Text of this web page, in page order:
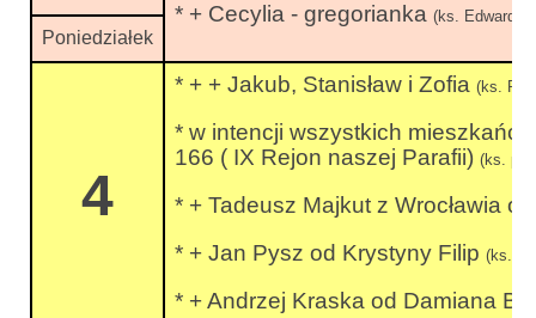
* + Cecylia - gregorianka (ks.
Poniedziałek
4
* + + Jakub, Stanisław i Zofia (ks.
* w intencji wszystkich
166 ( IX Rejon naszej Parafii) (ks.
* + Tadeusz Majkut z Wrocławia
* + Jan Pysz od Krystyny Filip
* + Andrzej Kraska od Damiana